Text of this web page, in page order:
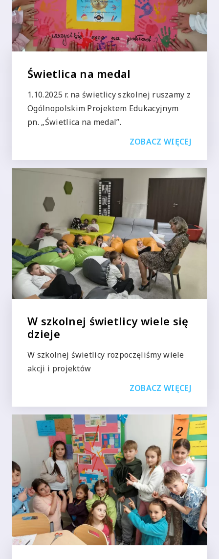
Świetlica na medal
1.10.2025 r. na świetlicy szkolnej ruszamy z
Ogólnopolskim Projektem Edukacyjnym
pn. „Świetlica na medal”.
ZOBACZ WIĘCEJ
W szkolnej świetlicy wiele się
dzieje
W szkolnej świetlicy rozpoczęliśmy wiele
akcji i projektów
ZOBACZ WIĘCEJ